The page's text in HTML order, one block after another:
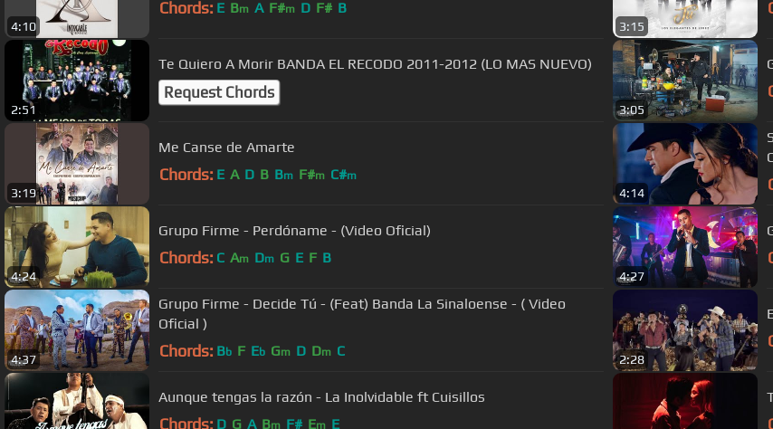
4:10
Chords: E Bm A F#m D F# B
3:15
2:51
Te Quiero A Morir BANDA EL RECODO 2011-2012 (LO MAS NUEVO)
Request Chords
3:05
3:19
Me Canse de Amarte
Chords: E A D B Bm F#m C#m
4:14
4:24
Grupo Firme - Perdóname - (Video Oficial)
Chords: C Am Dm G E F B
4:27
4:37
Grupo Firme - Decide Tú - (Feat) Banda La Sinaloense - ( Video
Oficial )
Chords: Bb F Eb Gm D Dm C
2:28
Aunque tengas la razón - La Inolvidable ft Cuisillos
Chords: D G A Bm F# Em E